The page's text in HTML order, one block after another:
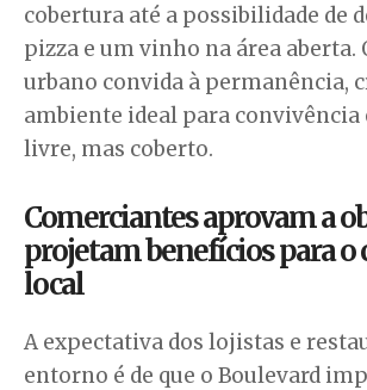
cobertura até a possibilidade de
pizza e um vinho na área
urbano convida à permanência,
ambiente ideal para convivência
livre, mas coberto.
Comerciantes aprovam a
projetam benefícios para o
local
A expectativa dos lojistas e
entorno é de que o Boulevard